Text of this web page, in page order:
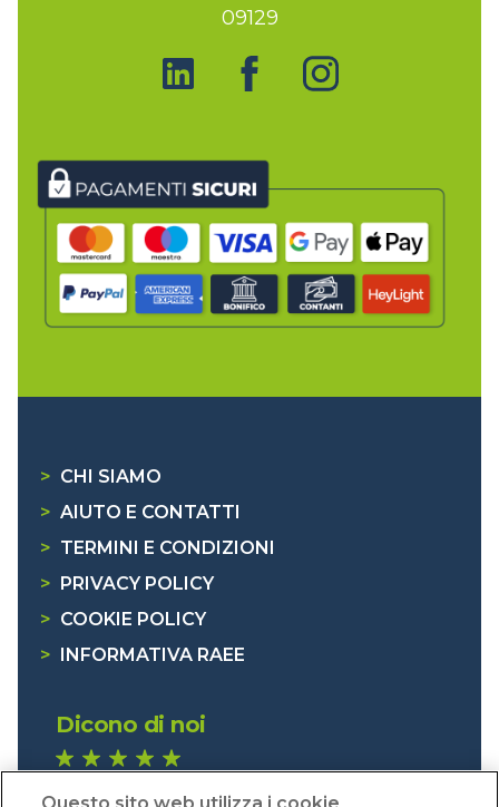
09129
> CHI SIAMO
> AIUTO E CONTATTI
> TERMINI E CONDIZIONI
>
PRIVACY POLICY
> COOKIE POLICY
>
INFORMATIVA RAEE
Dicono di noi